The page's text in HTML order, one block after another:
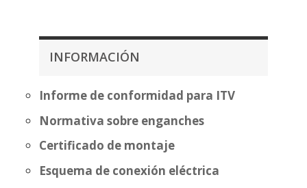
INFORMACIÓN
Informe de conformidad para ITV
Normativa sobre enganches
Certificado de montaje
Esquema de conexión eléctrica